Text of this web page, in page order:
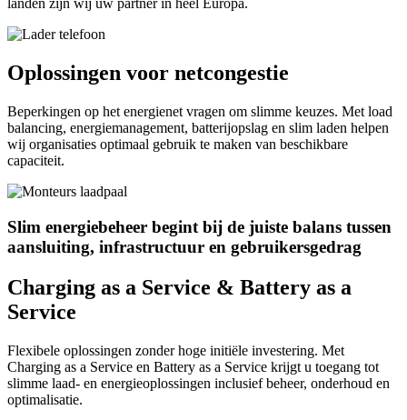
landen zijn wij uw partner in heel Europa.
Oplossingen voor netcongestie
Beperkingen op het energienet vragen om slimme keuzes. Met load
balancing, energiemanagement, batterijopslag en slim laden helpen
wij organisaties optimaal gebruik te maken van beschikbare
capaciteit.
Slim energiebeheer begint bij de juiste balans tussen
aansluiting, infrastructuur en gebruikersgedrag
Charging as a Service & Battery as a
Service
Flexibele oplossingen zonder hoge initiële investering. Met
Charging as a Service en Battery as a Service krijgt u toegang tot
slimme laad- en energieoplossingen inclusief beheer, onderhoud en
optimalisatie.